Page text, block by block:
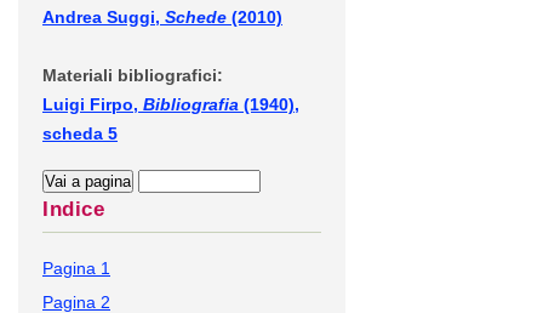
Andrea Suggi, Schede (2010)
Materiali bibliografici:
Luigi Firpo, Bibliografia (1940),
scheda 5
Indice
Pagina 1
Pagina 2